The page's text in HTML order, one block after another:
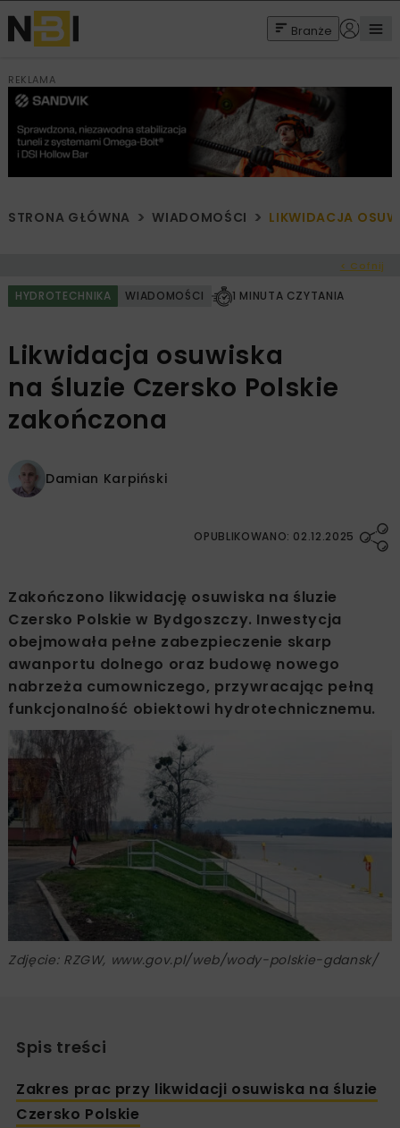
Branże
REKLAMA
STRONA GŁÓWNA WIADOMOŚCI LIKWIDACJA
< Cofnij
HYDROTECHNIKA WIADOMOŚCI 1 MINUTA CZYTANIA
Likwidacja osuwiska
na śluzie Czersko Polskie
zakończona
Damian Karpiński
OPUBLIKOWANO: 02.12.2025
Zakończono likwidację osuwiska na śluzie
Czersko Polskie w Bydgoszczy. Inwestycja
obejmowała pełne zabezpieczenie skarp
awanportu dolnego oraz budowę nowego
nabrzeża cumowniczego, przywracając pełną
funkcjonalność obiektowi hydrotechnicznemu.
Zdjęcie: RZGW, www.gov.pl/web/wody-polskie-gdansk/
Spis treści
Zakres prac przy likwidacji osuwiska na śluzie
Czersko Polskie